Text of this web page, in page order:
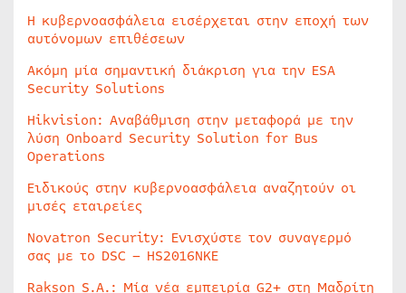
Η κυβερνοασφάλεια εισέρχεται στην εποχή των
αυτόνομων επιθέσεων
Ακόμη μία σημαντική διάκριση για την ESA
Security Solutions
Hikvision: Αναβάθμιση στην μεταφορά με την
λύση Onboard Security Solution for Bus
Operations
Ειδικούς στην κυβερνοασφάλεια αναζητούν οι
μισές εταιρείες
Novatron Security: Ενισχύστε τον συναγερμό
σας με το DSC – HS2016NKE
Rakson S.A.: Μία νέα εμπειρία G2+ στη Μαδρίτη